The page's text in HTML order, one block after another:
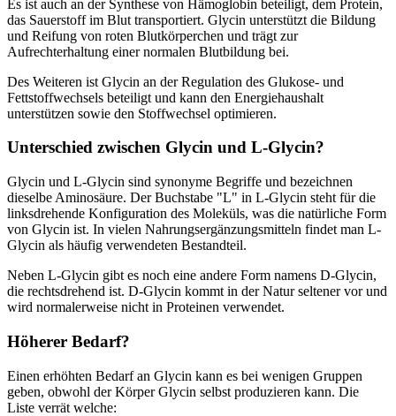
Es ist auch an der Synthese von Hämoglobin beteiligt, dem Protein,
das Sauerstoff im Blut transportiert. Glycin unterstützt die Bildung
und Reifung von roten Blutkörperchen und trägt zur
Aufrechterhaltung einer normalen Blutbildung bei.
Des Weiteren ist Glycin an der Regulation des Glukose- und
Fettstoffwechsels beteiligt und kann den Energiehaushalt
unterstützen sowie den Stoffwechsel optimieren.
Unterschied zwischen Glycin und L-Glycin?
Glycin und L-Glycin sind synonyme Begriffe und bezeichnen
dieselbe Aminosäure. Der Buchstabe "L" in L-Glycin steht für die
linksdrehende Konfiguration des Moleküls, was die natürliche Form
von Glycin ist. In vielen Nahrungsergänzungsmitteln findet man L-
Glycin als häufig verwendeten Bestandteil.
Neben L-Glycin gibt es noch eine andere Form namens D-Glycin,
die rechtsdrehend ist. D-Glycin kommt in der Natur seltener vor und
wird normalerweise nicht in Proteinen verwendet.
Höherer Bedarf?
Einen erhöhten Bedarf an Glycin kann es bei wenigen Gruppen
geben, obwohl der Körper Glycin selbst produzieren kann. Die
Liste verrät welche: